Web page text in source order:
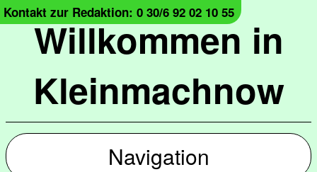
Willkommen in
Kleinmachnow
Kontakt zur Redaktion: 0 30/6 92 02 10 55
Navigation